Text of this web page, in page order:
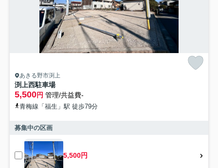
あきる野市渕上
渕上西駐車場
5,500円 管理/共益費-
青梅線「福生」駅 徒歩79分
募集中の区画
5,500円